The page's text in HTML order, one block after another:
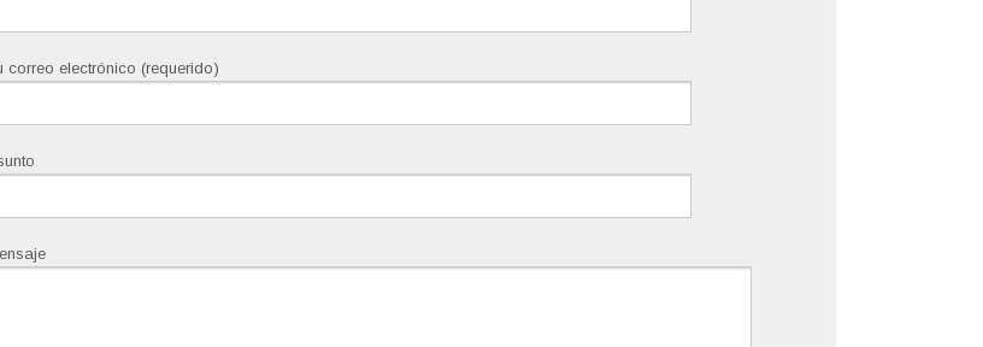
correo electrónico (requerido)